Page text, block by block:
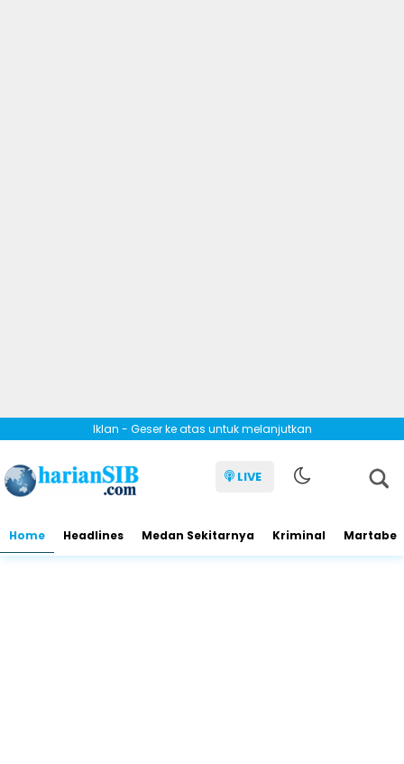
Iklan - Geser ke atas untuk melanjutkan
LIVE
Home Headlines Medan Sekitarnya Kriminal Martabe